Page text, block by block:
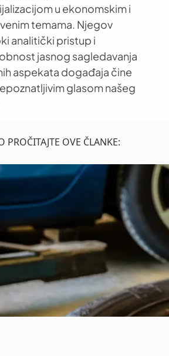
u ekonomskim i
temama. Njegov
analitički pristup i
jasnog sagledavanja
aspekata događaja čine
glasom našeg
PROČITAJTE OVE ČLANKE: